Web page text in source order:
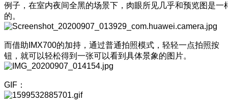
例子，在室内夜间全黑的场景下，肉眼所见几乎和预览图是一
的。
而借助IMX700的加持，通过普通拍照模式，轻轻一点拍照按
钮，就可以轻松得到一张可以看到具体景象的图片。
GIF：